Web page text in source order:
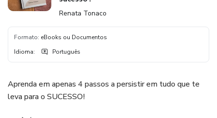
Renata Tonaco
Formato: eBooks ou Documentos
Idioma: Português
Aprenda em apenas 4 passos a persistir em tudo que te
leva para o SUCESSO!